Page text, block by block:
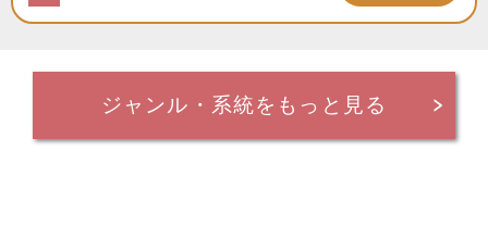
ジャンル・系統をもっと見る